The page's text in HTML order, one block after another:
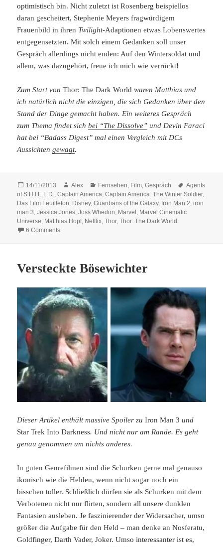
optimistisch bin. Nicht zuletzt ist Rosenberg beispiellos
daran gescheitert, Stephenie Meyers fragwürdigem
Frauenbild in ihren Twilight-Adaptionen etwas Lobenswertes
entgegensetzten. Mit solch einem Gedanken soll unser
Gespräch allerdings nicht enden: Auf den Wintersoldat und
allem, was dazugehört, freue ich mich wie verrückt!
Zum Start vonThor: The Dark World waren Matthias und
ich natürlich nicht die einzigen, die sich Gedanken über den
Stand der Dinge gemacht haben. Ein weiteres Gespräch
zum Thema findet sichbei “The Dissolve” und Devin Faraci
hat bei “Badass Digest” mal einen Vergleich mit DCs
Aussichtengewagt.
Posted
on
14/11/2013 Author
Alex Categories
Fernsehen, Film,Gespräch Tags
Agents
of S.H.I.E.L.D.,Captain America,Captain America: The Winter Soldier,
Das Film Feuilleton, Disney,Guardians of the Galaxy, Iron Man 2,iron
man 3,Jessica Jones,Joss Whedon, Marvel , Marvel Cinematic
Universe, Matthias Hopf, Netflix,Thor,Thor: The Dark World
6 Commentson Keine neuen Facetten? – Ein Gespräch über den Stand
Versteckte Bösewichter
Dieser Artikel enthält massive Spoiler zuIron Man 3 und
Star Trek Into Darkness. Und nicht nur am Rande. Es geht
genau genommen um nichts anderes.
In guten Genrefilmen sind die Schurken gerne mal genauso
ikonisch wie die Helden, wenn nicht sogar noch ein
bisschen toller. Schließlich dürfen sie als Schurken mit dem
Verbotenen nicht nur flirten, sondern all unsere dunklen
Fantasien ausleben. Je faszinierender der Widersacher, umso
größer die Aufgabe für den Held – man denke an Nosferatu,
Goldfinger, Darth Vader, Joker. Umso interessanter ist es,